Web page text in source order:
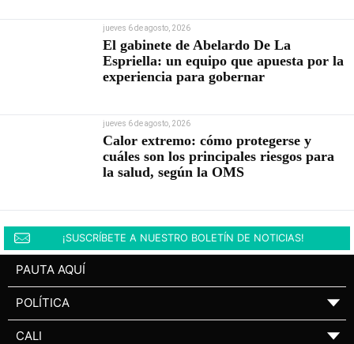
jueves 6 de agosto, 2026
El gabinete de Abelardo De La
Espriella: un equipo que apuesta por la
experiencia para gobernar
jueves 6 de agosto, 2026
Calor extremo: cómo protegerse y
cuáles son los principales riesgos para
la salud, según la OMS
¡SUSCRÍBETE A NUESTRO BOLETÍN DE NOTICIAS!
PAUTA AQUÍ
POLÍTICA ▼
CALI ▼